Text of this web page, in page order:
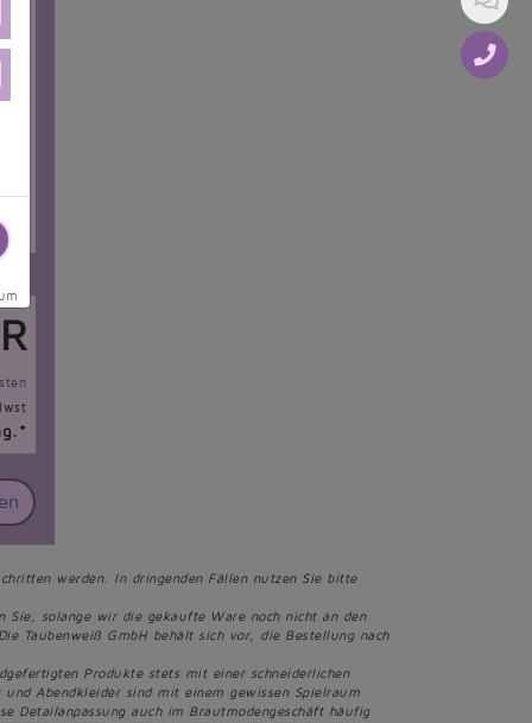
werden. In dringenden Fällen nutzen Sie bitte
solange wir die gekaufte Ware noch nicht an den
Taubenweiß GmbH behält sich vor, die Bestellung nach
Produkte stets mit einer schneiderlichen
Abendkleider sind mit einem gewissen Spielraum
Detailanpassung auch im Brautmodengeschäft häufig